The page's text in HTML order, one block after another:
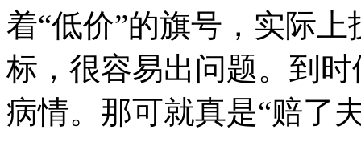
着“低价”的旗号，实际
标，很容易出问题。到
病情。那可就真是“赔了